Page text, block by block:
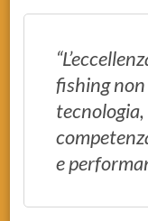
fishing
tecnologia,
e